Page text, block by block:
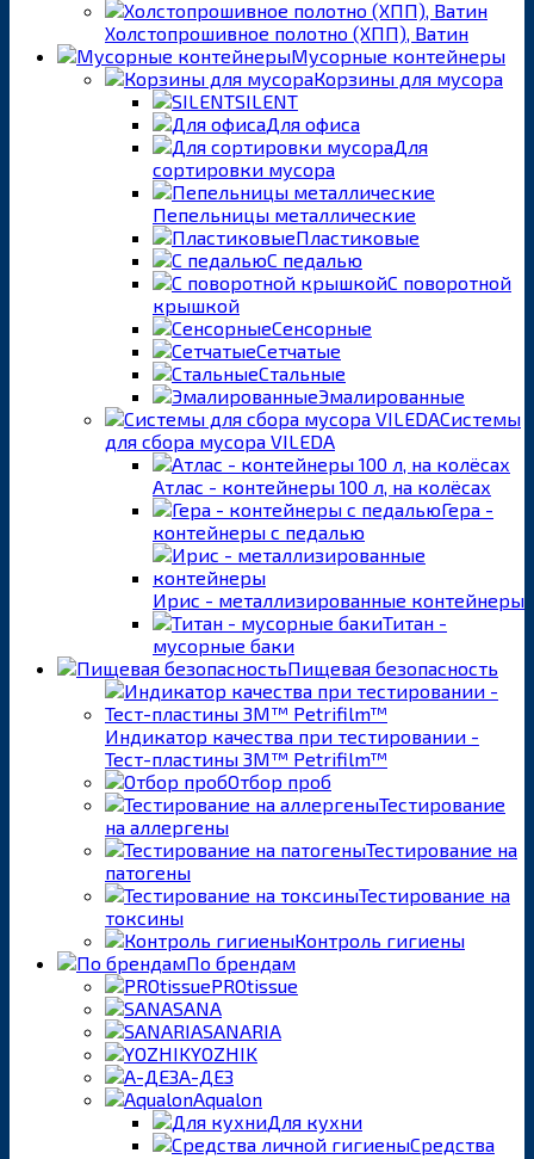
Холстопрошивное полотно (ХПП), Ватин
Мусорные контейнеры
Корзины для мусора
SILENT
Для офиса
Для
сортировки мусора
Пепельницы металлические
Пластиковые
С педалью
С поворотной
крышкой
Сенсорные
Сетчатые
Стальные
Эмалированные
Системы
для сбора мусора VILEDA
Атлас - контейнеры 100 л, на колёсах
Гера -
контейнеры с педалью
Ирис - металлизированные контейнеры
Титан -
мусорные баки
Пищевая безопасность
Индикатор качества при тестировании -
Тест-пластины 3M™ Petrifilm™
Отбор проб
Тестирование
на аллергены
Тестирование на
патогены
Тестирование на
токсины
Контроль гигиены
По брендам
PROtissue
SANA
SANARIA
YOZHIK
А-ДЕЗ
Aqualon
Для кухни
Средства